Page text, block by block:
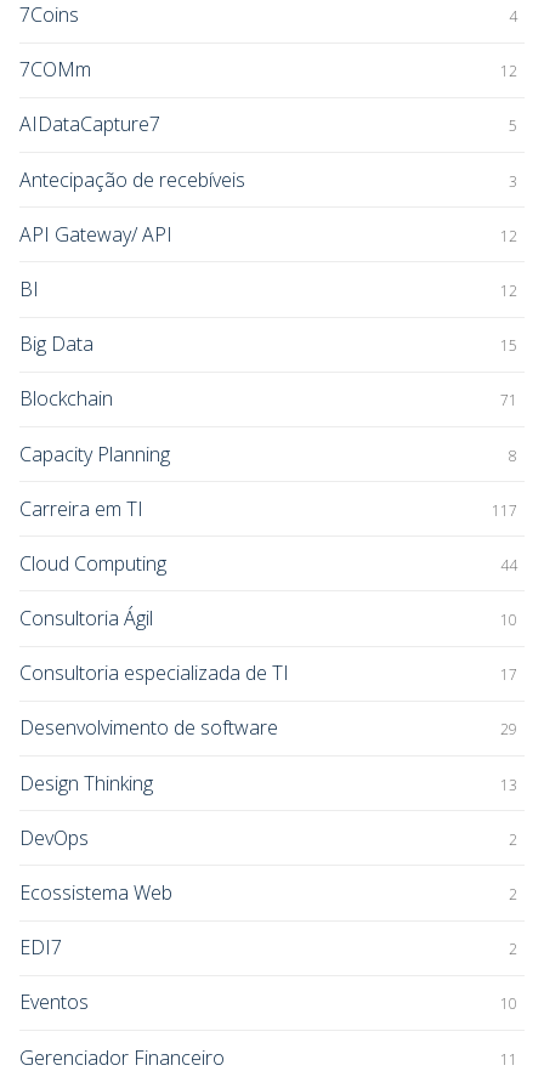
7Coins 4
7COMm 12
AIDataCapture7 5
Antecipação de recebíveis 3
API Gateway/ API 12
BI 12
Big Data 15
Blockchain 71
Capacity Planning 8
Carreira em TI 117
Cloud Computing 44
Consultoria Ágil 10
Consultoria especializada de TI 17
Desenvolvimento de software 29
Design Thinking 13
DevOps 2
Ecossistema Web 2
EDI7 2
Eventos 10
Gerenciador Financeiro 11